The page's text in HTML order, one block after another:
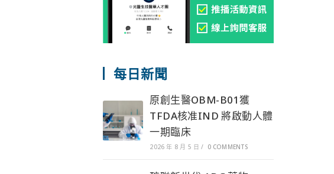
每日新聞
原創生醫OBM-B01獲
TFDA核准IND 將啟動人體
一期臨床
2026 年 8 月 5 日 / 0 COMMENTS